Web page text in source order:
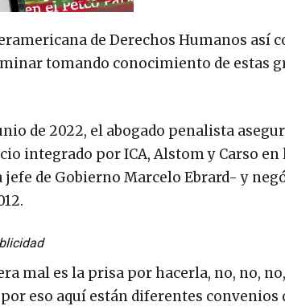
de Derechos Humanos así
tomando conocimiento de estas
de 2022, el abogado penalista
integrado por ICA, Alstom y Carso en
de Gobierno Marcelo Ebrard- y
mal es la prisa por hacerla, no, no,
eso aquí están diferentes convenios